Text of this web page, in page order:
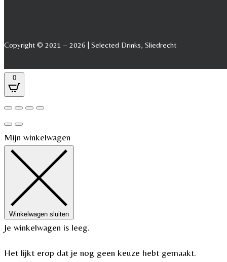
Copyright © 2021 – 2026 | Selected Drinks, Sliedrecht
0
Mijn winkelwagen
Winkelwagen sluiten
Je winkelwagen is leeg.
Het lijkt erop dat je nog geen keuze hebt gemaakt.